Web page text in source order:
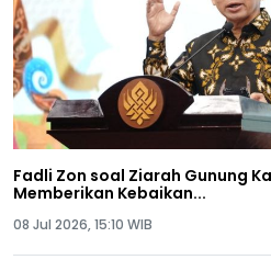
Fadli Zon soal Ziarah Gunung
Memberikan Kebaikan...
08 Jul 2026, 15:10 WIB